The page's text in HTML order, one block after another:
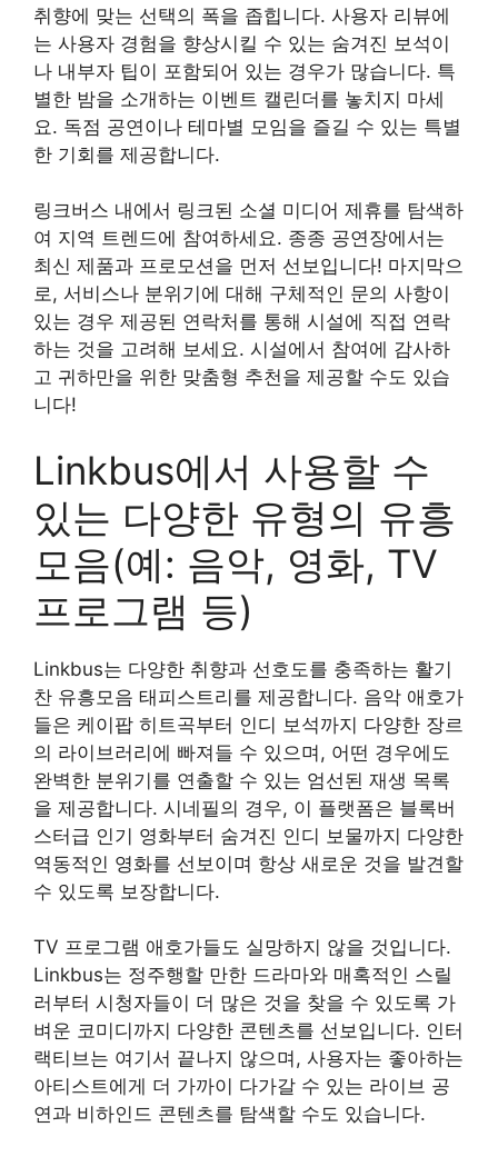
취향에 맞는 선택의 폭을 좁힙니다. 사용자 리뷰에
는 사용자 경험을 향상시킬 수 있는 숨겨진 보석이
나 내부자 팁이 포함되어 있는 경우가 많습니다. 특
별한 밤을 소개하는 이벤트 캘린더를 놓치지 마세
요. 독점 공연이나 테마별 모임을 즐길 수 있는 특별
한 기회를 제공합니다.
링크버스 내에서 링크된 소셜 미디어 제휴를 탐색하
여 지역 트렌드에 참여하세요. 종종 공연장에서는
최신 제품과 프로모션을 먼저 선보입니다! 마지막으
로, 서비스나 분위기에 대해 구체적인 문의 사항이
있는 경우 제공된 연락처를 통해 시설에 직접 연락
하는 것을 고려해 보세요. 시설에서 참여에 감사하
고 귀하만을 위한 맞춤형 추천을 제공할 수도 있습
니다!
Linkbus에서 사용할 수
있는 다양한 유형의 유흥
모음(예: 음악, 영화, TV
프로그램 등)
Linkbus는 다양한 취향과 선호도를 충족하는 활기
찬 유흥모음 태피스트리를 제공합니다. 음악 애호가
들은 케이팝 히트곡부터 인디 보석까지 다양한 장르
의 라이브러리에 빠져들 수 있으며, 어떤 경우에도
완벽한 분위기를 연출할 수 있는 엄선된 재생 목록
을 제공합니다. 시네필의 경우, 이 플랫폼은 블록버
스터급 인기 영화부터 숨겨진 인디 보물까지 다양한
역동적인 영화를 선보이며 항상 새로운 것을 발견할
수 있도록 보장합니다.
TV 프로그램 애호가들도 실망하지 않을 것입니다.
Linkbus는 정주행할 만한 드라마와 매혹적인 스릴
러부터 시청자들이 더 많은 것을 찾을 수 있도록 가
벼운 코미디까지 다양한 콘텐츠를 선보입니다. 인터
랙티브는 여기서 끝나지 않으며, 사용자는 좋아하는
아티스트에게 더 가까이 다가갈 수 있는 라이브 공
연과 비하인드 콘텐츠를 탐색할 수도 있습니다.